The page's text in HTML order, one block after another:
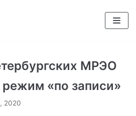
МРЭО
режим «по записи»
2020